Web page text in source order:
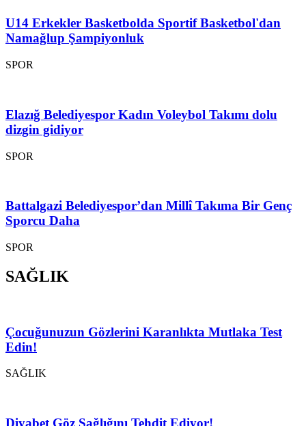
U14 Erkekler Basketbolda Sportif Basketbol'dan
Namağlup Şampiyonluk
SPOR
Elazığ Belediyespor Kadın Voleybol Takımı dolu
dizgin gidiyor
SPOR
Battalgazi Belediyespor’dan Millî Takıma Bir Genç
Sporcu Daha
SPOR
SAĞLIK
Çocuğunuzun Gözlerini Karanlıkta Mutlaka Test
Edin!
SAĞLIK
Diyabet Göz Sağlığını Tehdit Ediyor!